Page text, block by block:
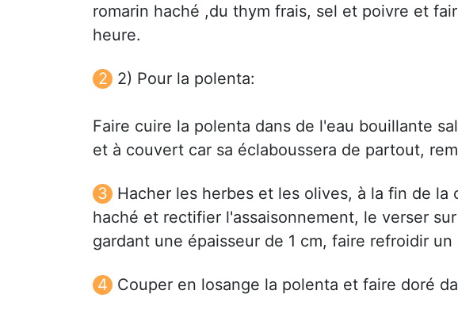
romarin haché ,du thym frais, sel et poivre et
heure.
2) Pour la polenta:
Faire cuire la polenta dans de l'eau bouillante
et à couvert car sa éclaboussera de partout,
Hacher les herbes et les olives, à la fin de
haché et rectifier l'assaisonnement, le verser
gardant une épaisseur de 1 cm, faire refroidir
Couper en losange la polenta et faire doré